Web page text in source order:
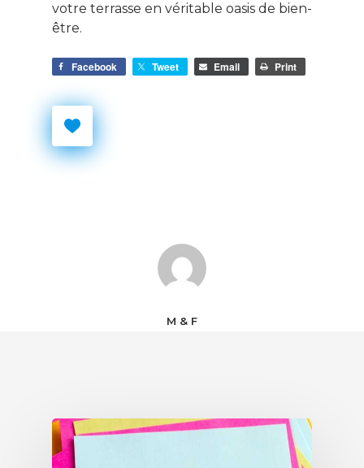
votre terrasse en véritable oasis de bien-
être.
Facebook Tweet Email Print
M & F